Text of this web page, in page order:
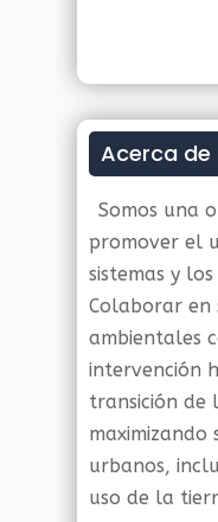
Acerca de
Somos una
promover el
sistemas y
Colaborar en
ambientales
intervención
transición de
maximizando
urbanos,
uso de la